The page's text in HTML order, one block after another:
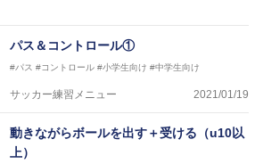
歴】
グU23選抜監督、ミャンマー女子フットサル代
サッカー協会フットサルインストラクター、AFC
アサッカー連盟）フットサルインストラクター
認A級コーチジェネラルライセンス・JFA公認フ
ルB級コーチライセンス
パス＆コントロール①
#パス #コントロール #小学生向け #中学生向け
サッカー練習メニュー 2021/01/19
動きながらボールを出す＋受ける（u10以
上）